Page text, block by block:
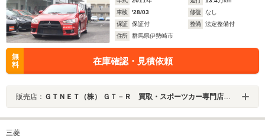
車検
'28/03 修復
なし
保証
保証付 整備
法定整備付
住所
群馬県伊勢崎市
無
料
在庫確認・見積依頼
販売店： ＧＴＮＥＴ（株） ＧＴ－Ｒ 買取・スポーツカー専門店 ＧＴＮＥＴ群馬
三菱